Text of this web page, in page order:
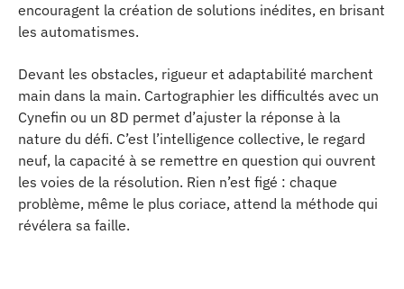
encouragent la création de solutions inédites, en brisant
les automatismes.
Devant les obstacles, rigueur et adaptabilité marchent
main dans la main. Cartographier les difficultés avec un
Cynefin ou un 8D permet d’ajuster la réponse à la
nature du défi. C’est l’intelligence collective, le regard
neuf, la capacité à se remettre en question qui ouvrent
les voies de la résolution. Rien n’est figé : chaque
problème, même le plus coriace, attend la méthode qui
révélera sa faille.